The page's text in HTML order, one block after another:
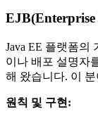
EJB(Enterprise
Java EE 플랫폼의
이나 배포 설명자
해 왔습니다. 이
원칙 및 구현: